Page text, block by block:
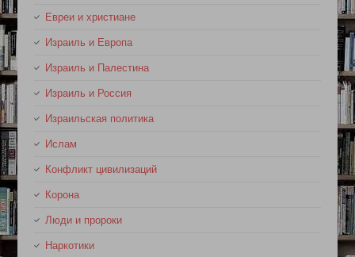
Евреи и христиане
Израиль и Европа
Израиль и Палестина
Израиль и Россия
Израильская политика
Ислам
Конфликт цивилизаций
Корона
Люди и пророки
Наркотики